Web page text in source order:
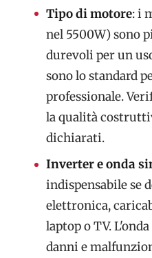
Tipo di motore: i
nel 5500W) sono
durevoli per un
sono lo standard
professionale.
la qualità
dichiarati.
Inverter e onda
indispensabile se
elettronica,
laptop o TV.
danni e